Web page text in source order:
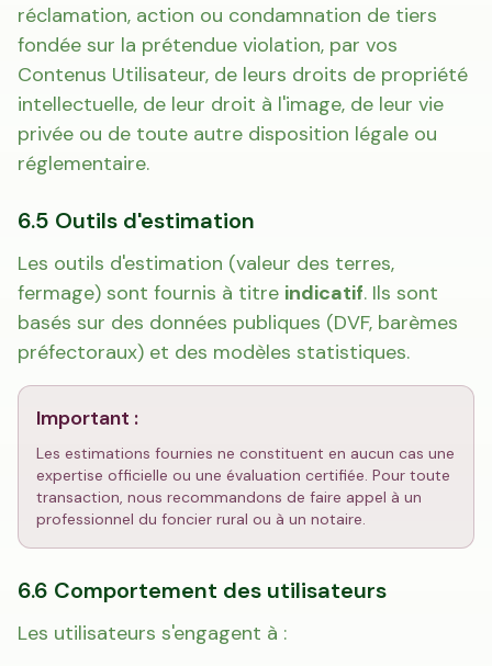
réclamation, action ou condamnation de tiers
fondée sur la prétendue violation, par vos
Contenus Utilisateur, de leurs droits de propriété
intellectuelle, de leur droit à l'image, de leur vie
privée ou de toute autre disposition légale ou
réglementaire.
6.5 Outils d'estimation
Les outils d'estimation (valeur des terres,
fermage) sont fournis à titre indicatif. Ils sont
basés sur des données publiques (DVF, barèmes
préfectoraux) et des modèles statistiques.
Important :
Les estimations fournies ne constituent en aucun cas une
expertise officielle ou une évaluation certifiée. Pour toute
transaction, nous recommandons de faire appel à un
professionnel du foncier rural ou à un notaire.
6.6 Comportement des utilisateurs
Les utilisateurs s'engagent à :